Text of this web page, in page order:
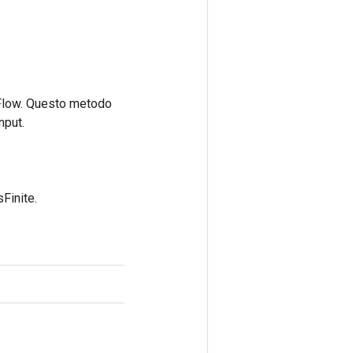
Questo metodo